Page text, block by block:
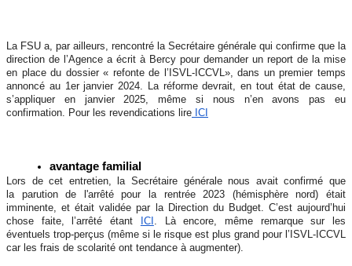
La FSU a, par ailleurs, rencontré la Secrétaire générale qui confirme que la
direction de l’Agence a écrit à Bercy pour demander un report de la mise
en place du dossier « refonte de l’ISVL-ICCVL»,dans un premier temps
annoncé au 1er janvier 2024. La réforme devrait, en tout état de cause,
s’appliquer en janvier 2025 , même si nous n’en avons pas eu
confirmation. Pour les revendications lire ICI
avantage familial
Lors de cet entretien, la Secrétaire générale nous avait confirmé que
la parution de l'arrêté pour la rentrée 2023 (hémisphère nord) était
imminente, et était validée par la Direction du Budget. C’est aujourd’hui
chose faite, l’arrêté étant ICI . Là encore, même remarque sur les
éventuels trop-perçus (même si le risque est plus grand pour l’ISVL-ICCVL
car les frais de scolarité ont tendance à augmenter).